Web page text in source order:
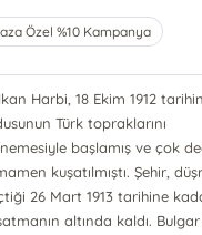
Özel %10 Kampanya
Harbi, 18 Ekim 1912
Türk topraklarını
başlamış ve çok
kuşatılmıştı. Şehir,
26 Mart 1913 tarihine
altında kaldı. Bulgar